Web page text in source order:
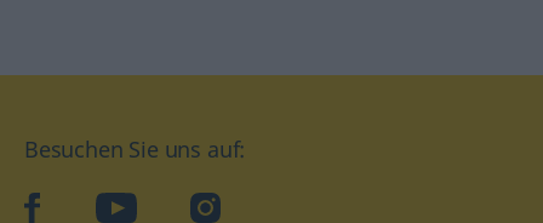
Besuchen Sie uns auf:
facebookYouTube Instagram